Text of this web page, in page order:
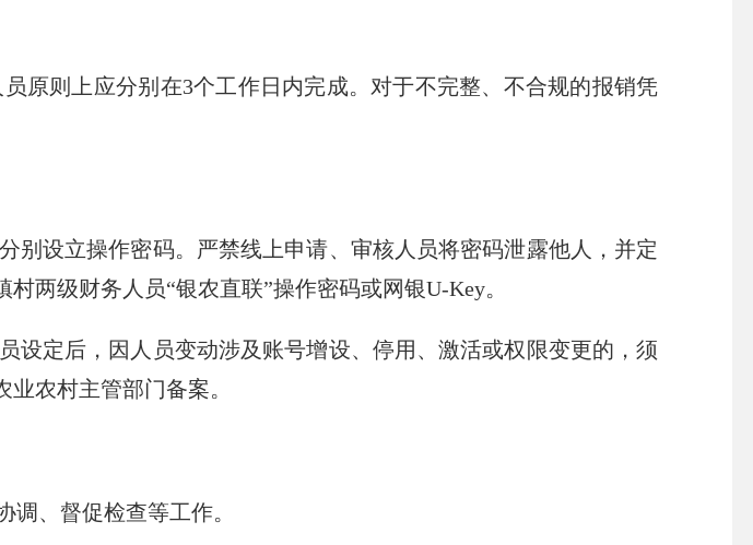
原则上应分别在3个工作日内完成。对于不完整、不合规的报销凭
别设立操作密码。严禁线上申请、审核人员将密码泄露他人，并定
两级财务人员“银农直联”操作密码或网银U-Key。
设定后，因人员变动涉及账号增设、停用、激活或权限变更的，须
农村主管部门备案。
调、督促检查等工作。